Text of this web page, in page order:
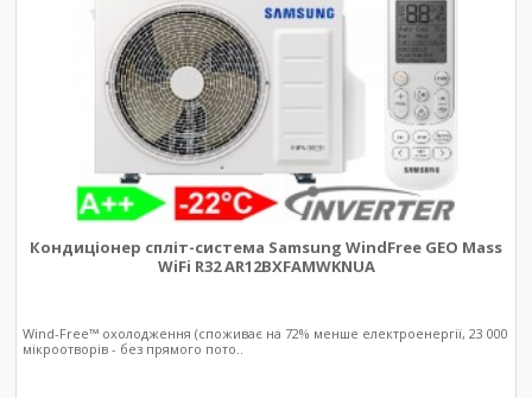
Кондиціонер спліт-система Samsung WindFree GEO Mass
WiFi R32 AR12BXFAMWKNUA
Wind-Free™ охолодження (споживає на 72% менше електроенергії, 23 000
мікроотворів - без прямого пото..